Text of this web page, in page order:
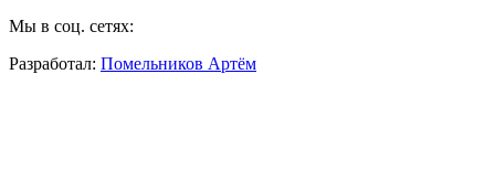
Мы в соц. сетях:
Разработал: Помельников Артём